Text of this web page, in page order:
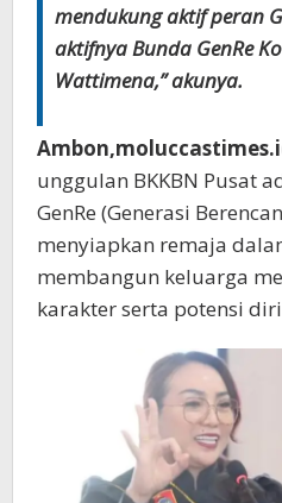
mendukung aktif peran
aktifnya Bunda GenRe
Wattimena,” akunya.
unggulan BKKBN Pusat
GenRe (Generasi
menyiapkan remaja
membangun keluarga
karakter serta potensi